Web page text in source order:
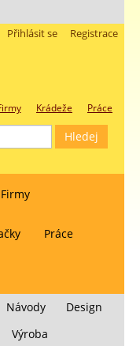
Registrace
Přihlásit se
Krádeže Práce
Firmy
Práce
Návody
Design
Výroba